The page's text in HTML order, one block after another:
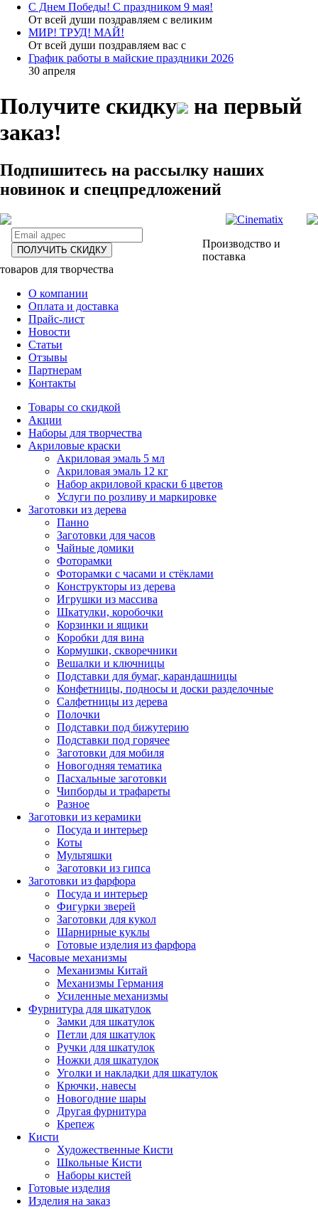
С Днем Победы! С праздником 9 мая!
От всей души поздравляем с великим
МИР! ТРУД! МАЙ!
От всей души поздравляем вас с
График работы в майские праздники 2026
30 апреля
Получите скидку
на первый
заказ!
Подпишитесь на рассылку наших
новинок и спецпредложений
ПОЛУЧИТЬ СКИДКУ
Производство и
поставка
товаров для творчества
О компании
Оплата и доставка
Прайс-лист
Новости
Статьи
Отзывы
Партнерам
Контакты
Товары со скидкой
Акции
Наборы для творчества
Акриловые краски
Акриловая эмаль 5 мл
Акриловая эмаль 12 кг
Набор акриловой краски 6 цветов
Услуги по розливу и маркировке
Заготовки из дерева
Панно
Заготовки для часов
Чайные домики
Фоторамки
Фоторамки с часами и стёклами
Конструкторы из дерева
Игрушки из массива
Шкатулки, коробочки
Корзинки и ящики
Коробки для вина
Кормушки, скворечники
Вешалки и ключницы
Подставки для бумаг, карандашницы
Конфетницы, подносы и доски разделочные
Салфетницы из дерева
Полочки
Подставки под бижутерию
Подставки под горячее
Заготовки для мобиля
Новогодняя тематика
Пасхальные заготовки
Чипборды и трафареты
Разное
Заготовки из керамики
Посуда и интерьер
Коты
Мультяшки
Заготовки из гипса
Заготовки из фарфора
Посуда и интерьер
Фигурки зверей
Заготовки для кукол
Шарнирные куклы
Готовые изделия из фарфора
Часовые механизмы
Механизмы Китай
Механизмы Германия
Усиленные механизмы
Фурнитура для шкатулок
Замки для шкатулок
Петли для шкатулок
Ручки для шкатулок
Ножки для шкатулок
Уголки и накладки для шкатулок
Крючки, навесы
Новогодние шары
Другая фурнитура
Крепеж
Кисти
Художественные Кисти
Школьные Кисти
Наборы кистей
Готовые изделия
Изделия на заказ